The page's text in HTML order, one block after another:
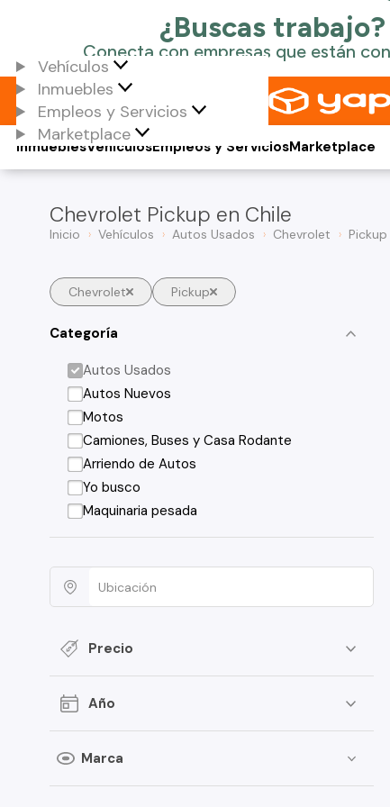
Vehículos
Inmuebles
Empleos y Servicios
Marketplace
Vehículos
Inmuebles Empleos y ServiciosMarketplace
Chevrolet Pickup en Chile
Inicio Vehículos Autos Usados Chevrolet Pickup
Chevrolet Pickup
Categoría
Autos Usados
Autos Nuevos
Motos
Camiones, Buses y Casa Rodante
Arriendo de Autos
Yo busco
Maquinaria pesada
Precio
Año
Marca